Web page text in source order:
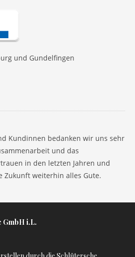
und Gundelfingen
Kundinnen bedanken wir uns sehr
und das
in den letzten Jahren und
Zukunft weiterhin alles Gute.
GmbH i.L.